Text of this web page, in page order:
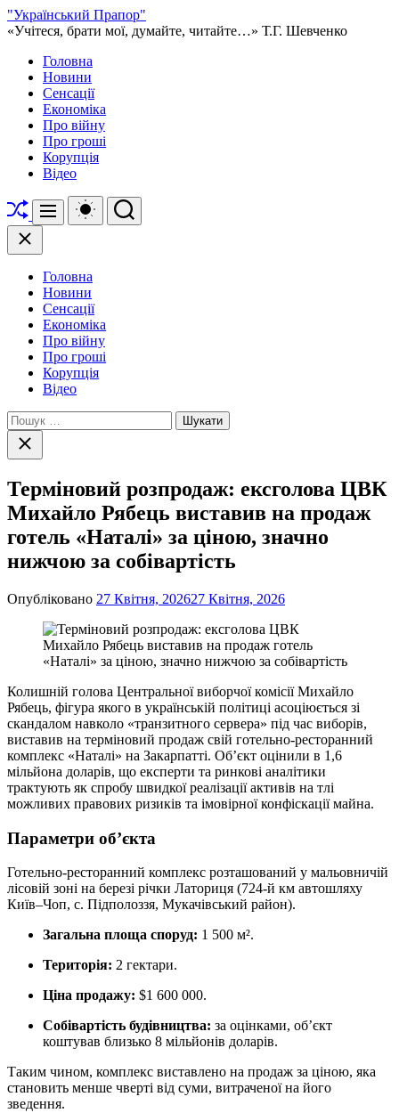
Перейти
до
"Український Прапор"
«Учітеся, брати мої, думайте, читайте…» Т.Г. Шевченко
Головна
Новини
Сенсації
Економіка
Про війну
Про гроші
Корупція
Відео
Перетасувати
Меню
Перемикач
кольорового
Пошук
Закрити
Головна
Новини
Сенсації
Економіка
Про війну
Про гроші
Корупція
Відео
Пошук:
Закрити
пошук
Терміновий розпродаж: ексголова ЦВК
Михайло Рябець виставив на продаж
готель «Наталі» за ціною, значно
нижчою за собівартість
Опубліковано 27 Квітня, 202627 Квітня, 2026
Колишній голова Центральної виборчої комісії Михайло
Рябець, фігура якого в українській політиці асоціюється зі
скандалом навколо «транзитного сервера» під час виборів,
виставив на терміновий продаж свій готельно-ресторанний
комплекс «Наталі» на Закарпатті. Об’єкт оцінили в 1,6
мільйона доларів, що експерти та ринкові аналітики
трактують як спробу швидкої реалізації активів на тлі
можливих правових ризиків та імовірної конфіскації майна.
Параметри об’єкта
Готельно-ресторанний комплекс розташований у мальовничій
лісовій зоні на березі річки Латориця (724-й км автошляху
Київ–Чоп, с. Підполоззя, Мукачівський район).
Загальна площа споруд: 1 500 м².
Територія: 2 гектари.
Ціна продажу: $1 600 000.
Собівартість будівництва: за оцінками, об’єкт
коштував близько 8 мільйонів доларів.
Таким чином, комплекс виставлено на продаж за ціною, яка
становить менше чверті від суми, витраченої на його
зведення.